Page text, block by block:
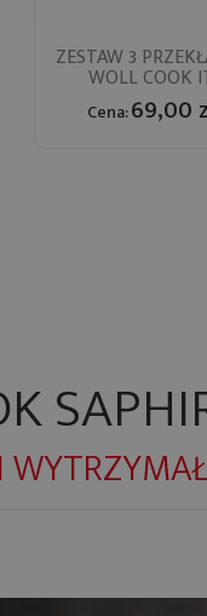
Szybki
ZESTAW 3
WOLL COOK
Cena:69,00